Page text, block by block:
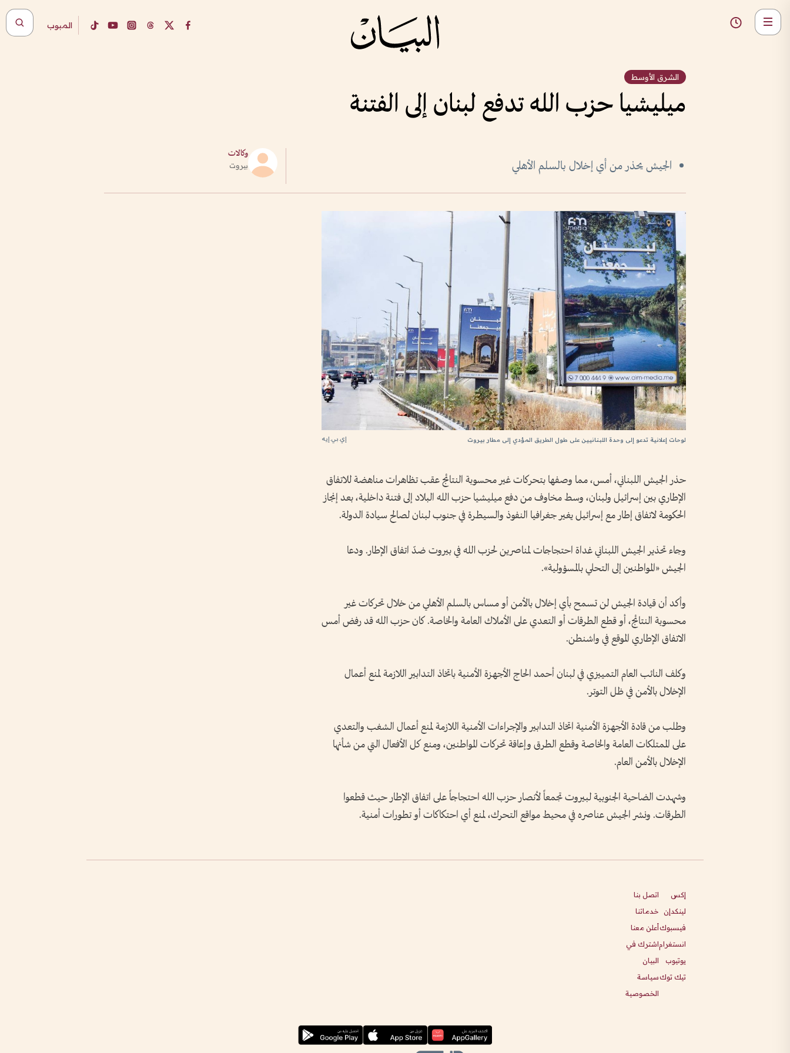
المبوب
الشرق الأوسط
ميليشيا حزب الله تدفع لبنان إلى الفتنة
الجيش يحذر من أي إخلال بالسلم الأهلي
وكالات
بيروت
إي.بي.إيه لوحات إعلانية تدعو إلى وحدة اللبنانيين على طول الطريق المؤدي إلى مطار بيروت
حذر الجيش اللبناني، أمس، مما وصفها بتحركات غير محسوبة النتائج عقب تظاهرات مناهضة للاتفاق
الإطاري بين إسرائيل ولبنان، وسط مخاوف من دفع ميليشيا حزب الله البلاد إلى فتنة داخلية، بعد إنجاز
الحكومة لاتفاق إطار مع إسرائيل يغير جغرافيا النفوذ والسيطرة في جنوب لبنان لصالح سيادة الدولة.
وجاء تحذير الجيش اللبناني غداة احتجاجات لمناصرين لحزب الله في بيروت ضدّ اتفاق الإطار. ودعا
الجيش «المواطنين إلى التحلي بالمسؤولية».
وأكد أن قيادة الجيش لن تسمح بأي إخلال بالأمن أو مساس بالسلم الأهلي من خلال تحركات غير
محسوبة النتائج، أو قطع الطرقات أو التعدي على الأملاك العامة والخاصة. كان حزب الله قد رفض أمس
الاتفاق الإطاري الموقع في واشنطن.
وكلف النائب العام التمييزي في لبنان أحمد الحاج الأجهزة الأمنية باتخاذ التدابير اللازمة لمنع أعمال
الإخلال بالأمن في ظل التوتر.
وطلب من قادة الأجهزة الأمنية اتخاذ التدابير والإجراءات الأمنية اللازمة لمنع أعمال الشغب والتعدي
على الممتلكات العامة والخاصة وقطع الطرق وإعاقة تحركات المواطنين، ومنع كل الأفعال التي من شأنها
الإخلال بالأمن العام.
وشهدت الضاحية الجنوبية لبيروت تجمعاً لأنصار حزب الله احتجاجاً على اتفاق الإطار حيث قطعوا
الطرقات. ونشر الجيش عناصره في محيط مواقع التحرك، لمنع أي احتكاكات أو تطورات أمنية.
إكس
لينكدإن
فيسبوك
انستغرام
يوتيوب
تيك توك
اتصل بنا
خدماتنا
أعلن معنا
اشترك في
البيان
سياسة
الخصوصية